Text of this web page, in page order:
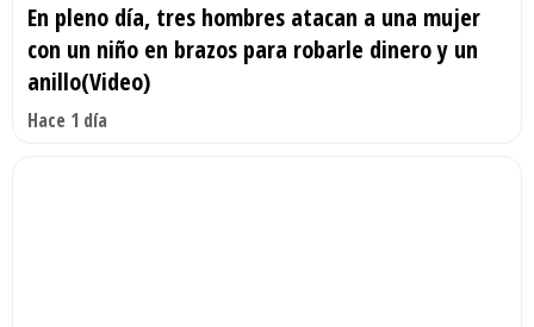
En pleno día, tres hombres atacan a una mujer
con un niño en brazos para robarle dinero y un
anillo(Video)
Hace 1 día